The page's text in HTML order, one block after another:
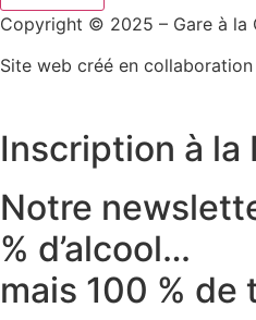
Copyright © 2025 – Gare à la
Site web créé en
Inscription à
Notre
% d’alcool…
mais 100 %